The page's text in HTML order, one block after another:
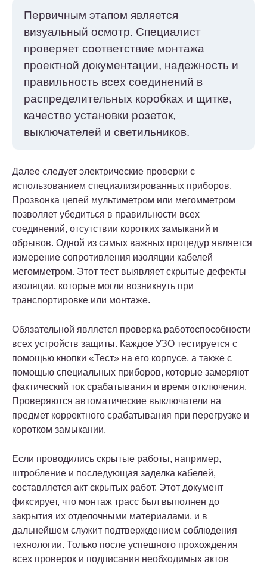
Первичным этапом является
визуальный осмотр. Специалист
проверяет соответствие монтажа
проектной документации, надежность и
правильность всех соединений в
распределительных коробках и щитке,
качество установки розеток,
выключателей и светильников.
Далее следует электрические проверки с
использованием специализированных приборов.
Прозвонка цепей мультиметром или мегомметром
позволяет убедиться в правильности всех
соединений, отсутствии коротких замыканий и
обрывов. Одной из самых важных процедур является
измерение сопротивления изоляции кабелей
мегомметром. Этот тест выявляет скрытые дефекты
изоляции, которые могли возникнуть при
транспортировке или монтаже.
Обязательной является проверка работоспособности
всех устройств защиты. Каждое УЗО тестируется с
помощью кнопки «Тест» на его корпусе, а также с
помощью специальных приборов, которые замеряют
фактический ток срабатывания и время отключения.
Проверяются автоматические выключатели на
предмет корректного срабатывания при перегрузке и
коротком замыкании.
Если проводились скрытые работы, например,
штробление и последующая заделка кабелей,
составляется акт скрытых работ. Этот документ
фиксирует, что монтаж трасс был выполнен до
закрытия их отделочными материалами, и в
дальнейшем служит подтверждением соблюдения
технологии. Только после успешного прохождения
всех проверок и подписания необходимых актов